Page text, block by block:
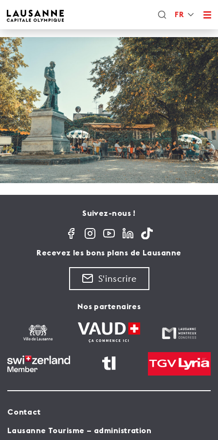
FR
Suivez-nous !
Recevez les bons plans de Lausanne
S'inscrire
Nos partenaires
Contact
Lausanne Tourisme – administration